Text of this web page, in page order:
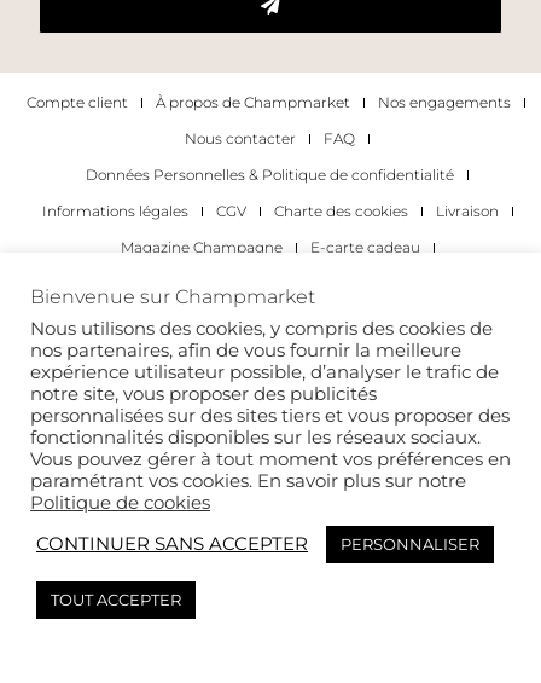
Compte client À propos de Champmarket
Nos engagements
Nous contacter
FAQ
Données Personnelles & Politique de confidentialité
Informations légales
CGV Charte des cookies
Livraison
Magazine Champagne
E-carte cadeau
Les occasions pour déguster du champagne
Pour les particuliers
Pour les entreprises
Copyright 2022 © tous droits réservés. Champmarket.
Bienvenue sur Champmarket
Nous utilisons des cookies, y compris des cookies de
nos partenaires, afin de vous fournir la meilleure
expérience utilisateur possible, d’analyser le trafic de
notre site, vous proposer des publicités
personnalisées sur des sites tiers et vous proposer des
fonctionnalités disponibles sur les réseaux sociaux.
Vous pouvez gérer à tout moment vos préférences en
paramétrant vos cookies. En savoir plus sur notre
Politique de cookies
CONTINUER SANS ACCEPTER
PERSONNALISER
TOUT ACCEPTER